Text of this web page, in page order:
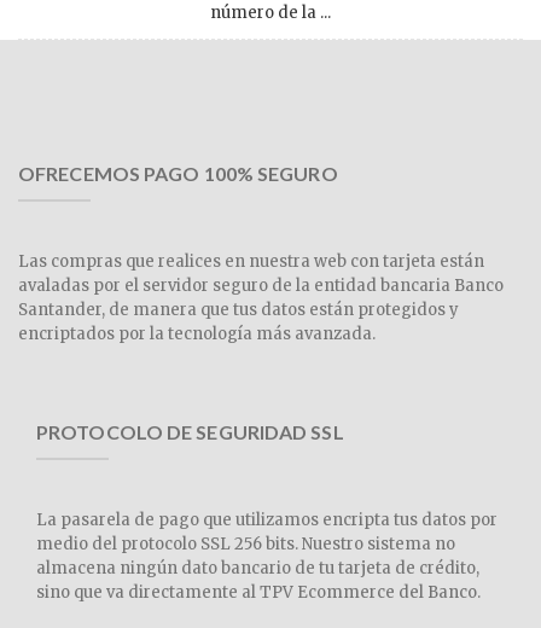
número de la ...
OFRECEMOS PAGO 100% SEGURO
Las compras que realices en nuestra web con tarjeta están
avaladas por el servidor seguro de la entidad bancaria Banco
Santander, de manera que tus datos están protegidos y
encriptados por la tecnología más avanzada.
PROTOCOLO DE SEGURIDAD SSL
La pasarela de pago que utilizamos encripta tus datos por
medio del protocolo SSL 256 bits. Nuestro sistema no
almacena ningún dato bancario de tu tarjeta de crédito,
sino que va directamente al TPV Ecommerce del Banco.